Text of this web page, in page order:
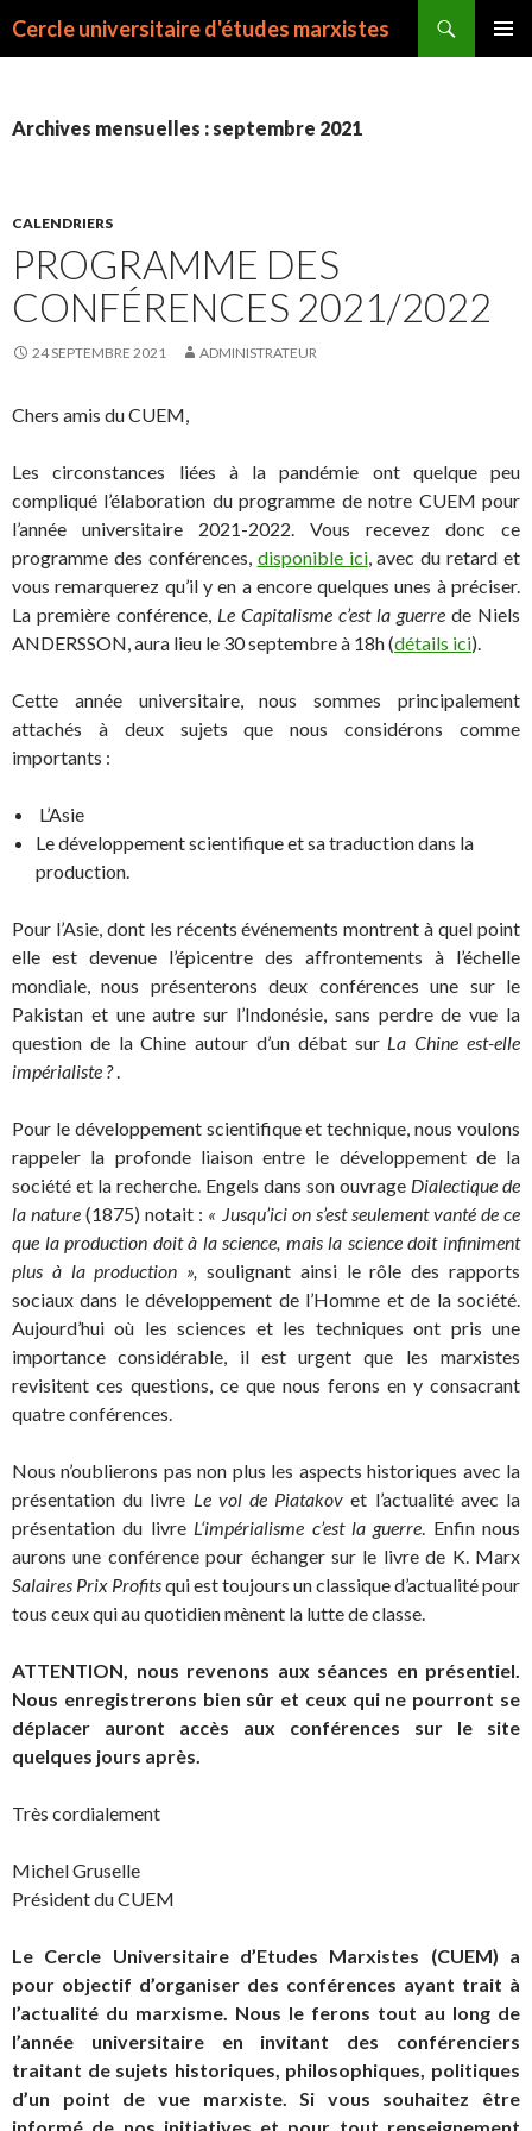
Cercle universitaire d'études marxistes
Archives mensuelles : septembre 2021
CALENDRIERS
PROGRAMME DES
CONFÉRENCES 2021/2022
24 SEPTEMBRE 2021 ADMINISTRATEUR
Chers amis du CUEM,
Les circonstances liées à la pandémie ont quelque peu
compliqué l’élaboration du programme de notre CUEM pour
l’année universitaire 2021-2022. Vous recevez donc ce
programme des conférences, disponible ici, avec du retard et
vous remarquerez qu’il y en a encore quelques unes à préciser.
La première conférence, Le Capitalisme c’est la guerre de Niels
ANDERSSON, aura lieu le 30 septembre à 18h (détails ici).
Cette année universitaire, nous sommes principalement
attachés à deux sujets que nous considérons comme
importants :
L’Asie
Le développement scientifique et sa traduction dans la
production.
Pour l’Asie, dont les récents événements montrent à quel point
elle est devenue l’épicentre des affrontements à l’échelle
mondiale, nous présenterons deux conférences une sur le
Pakistan et une autre sur l’Indonésie, sans perdre de vue la
question de la Chine autour d’un débat sur La Chine est-elle
impérialiste ?.
Pour le développement scientifique et technique, nous voulons
rappeler la profonde liaison entre le développement de la
société et la recherche. Engels dans son ouvrage Dialectique de
la nature (1875) notait : « Jusqu’ici on s’est seulement vanté de ce
que la production doit à la science, mais la science doit infiniment
plus à la produc­tion », soulignant ainsi le rôle des rapports
sociaux dans le développement de l’Homme et de la société.
Aujourd’hui où les sciences et les techniques ont pris une
importance considérable, il est urgent que les marxistes
revisitent ces questions, ce que nous ferons en y consacrant
quatre conférences.
Nous n’oublierons pas non plus les aspects historiques avec la
présentation du livre Le vol de Piatakov et l’actualité avec la
présentation du livre L‘impérialisme c’est la guerre. Enfin nous
aurons une conférence pour échanger sur le livre de K. Marx
Salaires Prix Profitsqui est toujours un classique d’actualité pour
tous ceux qui au quotidien mènent la lutte de classe.
ATTENTION, nous revenons aux séances en présentiel.
Nous enregistrerons bien sûr et ceux qui ne pourront se
déplacer auront accès aux conférences sur le site
quelques jours après.
Très cordialement
Michel Gruselle
Président du CUEM
Le Cercle Universitaire d’Etudes Marxistes (CUEM) a
pour objectif d’organiser des conférences ayant trait à
l’actualité du marxisme. Nous le ferons tout au long de
l’année universitaire en invitant des conférenciers
traitant de sujets historiques, philosophiques, politiques
d’un point de vue marxiste. Si vous souhaitez être